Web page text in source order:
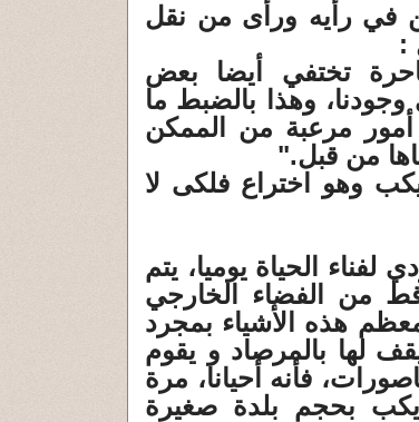
في رأيه ورأى من نقل
:
تختفي أيضا بعض
وهذا بالضبط ما
سنتطرق إليه في هذا المقال: أكثر 10 أمور مرعبة من الممكن
من قبل."
وهو اختراع فلكى لا
الحياة يوميا، يتم
من الفضاء الخارجي
هذه الأشياء بمجرد
لها بالمرصاد و يقوم
فأنه أحيانا، مرة
بحجم بلدة صغيرة